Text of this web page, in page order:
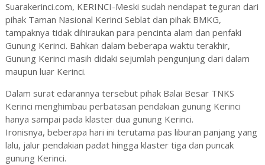
Suarakerinci.com, KERINCI-Meski sudah nendapat teguran dari
pihak Taman Nasional Kerinci Seblat dan pihak BMKG,
tampaknya tidak dihiraukan para pencinta alam dan penfaki
Gunung Kerinci. Bahkan dalam beberapa waktu terakhir,
Gunung Kerinci masih didaki sejumlah pengunjung dari dalam
maupun luar Kerinci.
Dalam surat edarannya tersebut pihak Balai Besar TNKS
Kerinci menghimbau perbatasan pendakian gunung Kerinci
hanya sampai pada klaster dua gunung Kerinci.
Ironisnya, beberapa hari ini terutama pas liburan panjang yang
lalu, jalur pendakian padat hingga klaster tiga dan puncak
gunung Kerinci.